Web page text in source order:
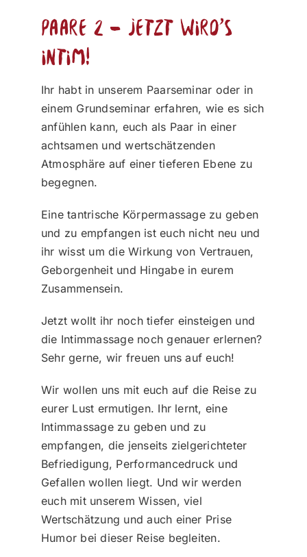
Paare 2 – jetzt wird´s
intim!
Ihr habt in unserem Paarseminar oder in
einem Grundseminar erfahren, wie es sich
anfühlen kann, euch als Paar in einer
achtsamen und wertschätzenden
Atmosphäre auf einer tieferen Ebene zu
begegnen.
Eine tantrische Körpermassage zu geben
und zu empfangen ist euch nicht neu und
ihr wisst um die Wirkung von Vertrauen,
Geborgenheit und Hingabe in eurem
Zusammensein.
Jetzt wollt ihr noch tiefer einsteigen und
die Intimmassage noch genauer erlernen?
Sehr gerne, wir freuen uns auf euch!
Wir wollen uns mit euch auf die Reise zu
eurer Lust ermutigen. Ihr lernt, eine
Intimmassage zu geben und zu
empfangen, die jenseits zielgerichteter
Befriedigung, Performancedruck und
Gefallen wollen liegt. Und wir werden
euch mit unserem Wissen, viel
Wertschätzung und auch einer Prise
Humor bei dieser Reise begleiten.